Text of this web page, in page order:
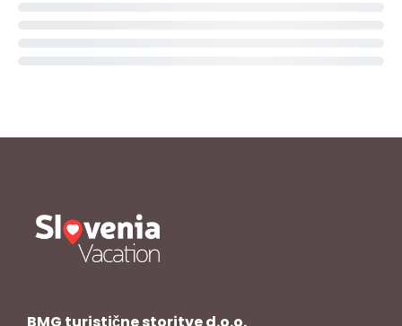
BMG turistične storitve d.o.o.